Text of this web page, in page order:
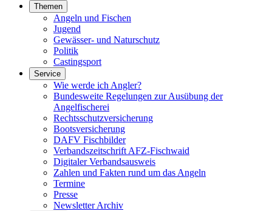
Themen
Angeln und Fischen
Jugend
Gewässer- und Naturschutz
Politik
Castingsport
Service
Wie werde ich Angler?
Bundesweite Regelungen zur Ausübung der
Angelfischerei
Rechtsschutzversicherung
Bootsversicherung
DAFV Fischbilder
Verbandszeitschrift AFZ-Fischwaid
Digitaler Verbandsausweis
Zahlen und Fakten rund um das Angeln
Termine
Presse
Newsletter Archiv